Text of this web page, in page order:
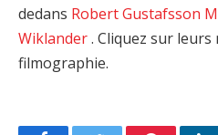
dedans Robert Gustafsson
Wiklander. Cliquez sur
filmographie.